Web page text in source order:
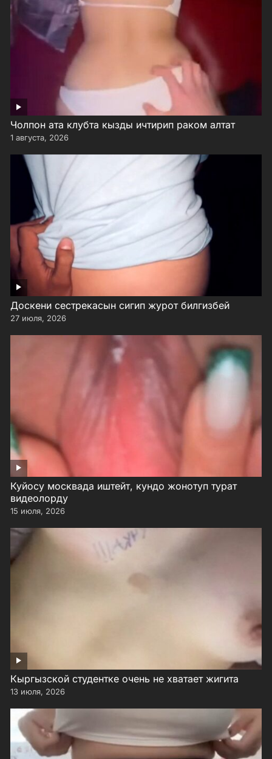
Чолпон ата клубта кызды ичтирип раком алтат
1 августа, 2026
Доскени сестрекасын сигип журот билгизбей
27 июля, 2026
Куйосу москвада иштейт, кундо жонотуп турат
видеолорду
15 июля, 2026
Кыргызской студентке очень не хватает жигита
13 июля, 2026